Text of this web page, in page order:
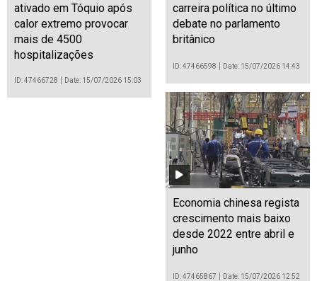
ativado em Tóquio após
calor extremo provocar
mais de 4500
hospitalizações
ID: 47466728 Date: 15/07/2026 15:03
carreira política no último
debate no parlamento
britânico
ID: 47466598 Date: 15/07/2026 14:43
Economia chinesa regista
crescimento mais baixo
desde 2022 entre abril e
junho
ID: 47465867 Date: 15/07/2026 12:52